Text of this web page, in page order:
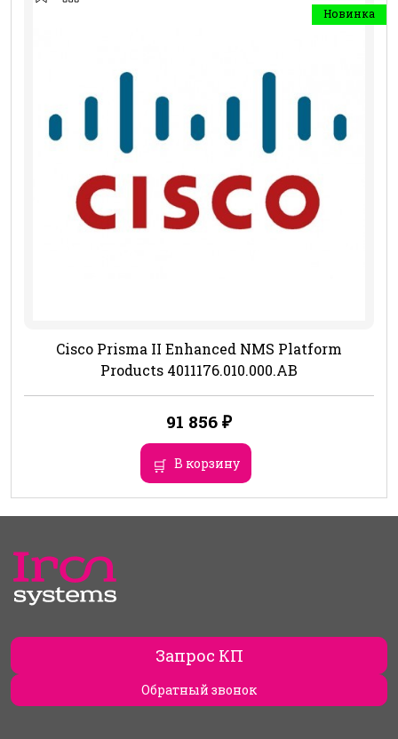
Новинка
Cisco Prisma II Enhanced NMS Platform
Products 4011176.010.000.AB
91 856 ₽
В корзину
Запрос КП
Обратный звонок